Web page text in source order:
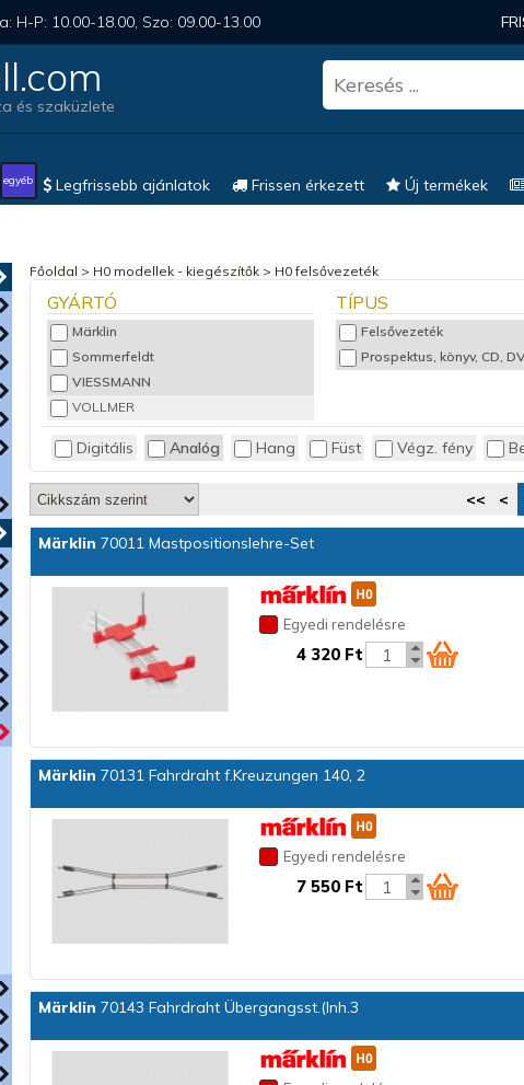
H-P: 10.00-18.00, Szo: 09.00-13.00
és szaküzlete
egyéb Legfrissebb ajánlatok Frissen érkezett Új termékek
Főoldal > H0 modellek - kiegészítők > H0 felsővezeték
GYÁRTÓ
Märklin
Sommerfeldt
VIESSMANN
VOLLMER
TÍPUS
Felsővezeték
Prospektus, könyv, CD,
Digitális Analóg Hang Füst Végz. fény
<< <
Märklin 70011 Mastpositionslehre-Set
Egyedi rendelésre
4 320 Ft
Märklin 70131 Fahrdraht f.Kreuzungen 140, 2
Egyedi rendelésre
7 550 Ft
Märklin 70143 Fahrdraht Übergangsst.(Inh.3